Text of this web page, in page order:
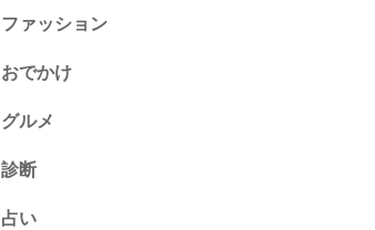
ファッション
トレンド
ネイル
おでかけ
グルメ
診断
診断
占い